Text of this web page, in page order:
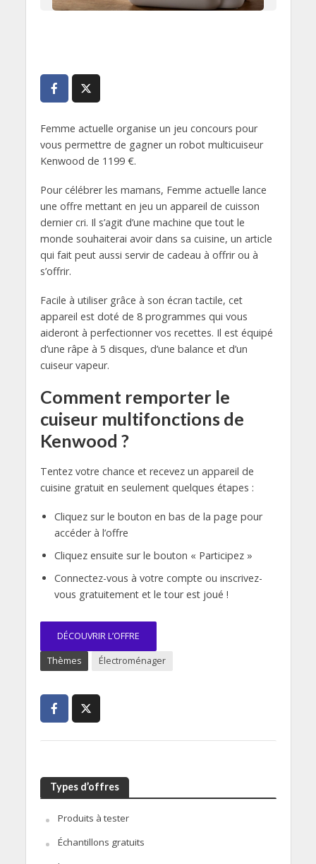
Femme actuelle organise un jeu concours pour
vous permettre de gagner un robot multicuiseur
Kenwood de 1199 €.
Pour célébrer les mamans, Femme actuelle lance
une offre mettant en jeu un appareil de cuisson
dernier cri. Il s’agit d’une machine que tout le
monde souhaiterai avoir dans sa cuisine, un article
qui fait peut aussi servir de cadeau à offrir ou à
s’offrir.
Facile à utiliser grâce à son écran tactile, cet
appareil est doté de 8 programmes qui vous
aideront à perfectionner vos recettes. Il est équipé
d’une râpe à 5 disques, d’une balance et d’un
cuiseur vapeur.
Comment remporter le
cuiseur multifonctions de
Kenwood ?
Tentez votre chance et recevez un appareil de
cuisine gratuit en seulement quelques étapes :
Cliquez sur le bouton en bas de la page pour
accéder à l’offre
Cliquez ensuite sur le bouton « Participez »
Connectez-vous à votre compte ou inscrivez-
vous gratuitement et le tour est joué !
DÉCOUVRIR L’OFFRE
Thèmes Électroménager
Types d’offres
Produits à tester
Échantillons gratuits